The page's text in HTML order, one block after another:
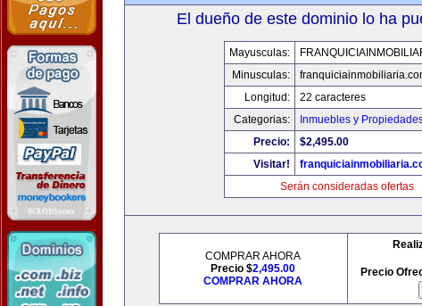
El dueño de este dominio lo ha
Mayusculas:
Minusculas:
Longitud:
22 caracteres
Categorias:
Inmuebles y
Precio:
$2,495.00
Visitar!
Serán consideradas ofertas
COMPRAR AHORA
Precio $2,495.00
COMPRAR AHORA
Precio